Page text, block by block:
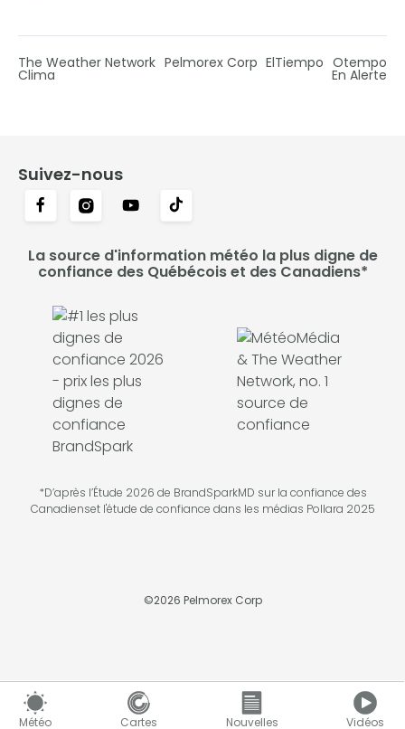
Météo Cartes Nouvelles Vidéos
The Weather Network Pelmorex Corp ElTiempo Otempo
Clima En Alerte
Suivez-nous
La source d'information météo la plus digne de
confiance des Québécois et des Canadiens*
*D’après l’Étude 2026 de BrandSparkMD sur la confiance des
Canadienset l'étude de confiance dans les médias Pollara 2025
©2026 Pelmorex Corp